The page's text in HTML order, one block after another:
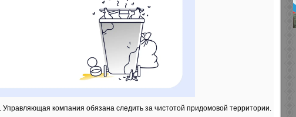
компания обязана следить за чистотой придомовой территории.